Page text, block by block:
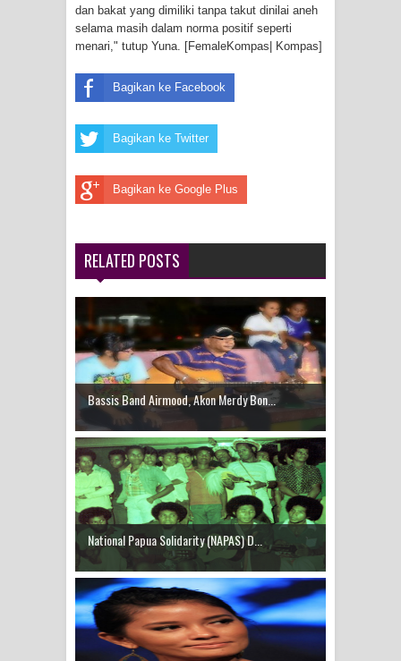
Mantan Sekda Jayawijaya Jadi
Tersangka Kasus Korupsi Jalan
Lingkar
Anniversary in Makassar
Presenter TVRI Papua Barat Yanto
Idorway Masih Hilang
dan bakat yang dimiliki tanpa takut dinilai aneh
selama masih dalam norma positif seperti
menari," tutup Yuna. [FemaleKompas| Kompas]
Bagikan ke Facebook
Bagikan ke Twitter
Bagikan ke Google Plus
RELATED POSTS
Bassis Band Airmood, Akon Merdy Bon...
National Papua Solidarity (NAPAS) D...